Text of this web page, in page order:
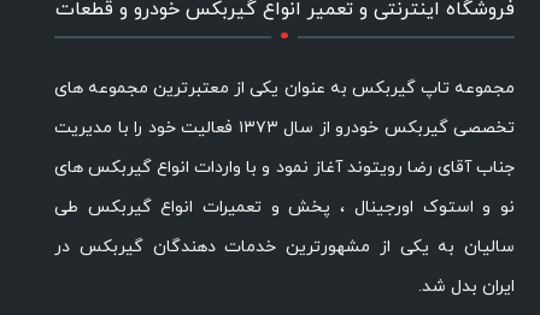
فروشگاه اینترنتی و تعمیر انواع گیربکس خودرو و قطعات
.
مجموعه تاپ گیربکس به عنوان یکی از معتبرترین مجموعه های
تخصصی گیربکس خودرو از سال ۱۳۷۳ فعالیت خود را با مدیریت
جناب آقای رضا رویتوند آغاز نمود و با واردات انواع گیربکس های
نو و استوک اورجینال ، پخش و تعمیرات انواع گیربکس طی
سالیان به یکی از مشهورترین خدمات دهندگان گیربکس در
ایران بدل شد.